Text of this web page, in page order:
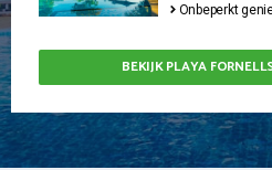
Onbeperkt
BEKIJK PLAYA